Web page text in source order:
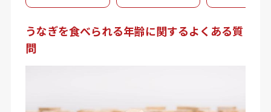
うなぎを食べられる年齢に関するよくある質
問